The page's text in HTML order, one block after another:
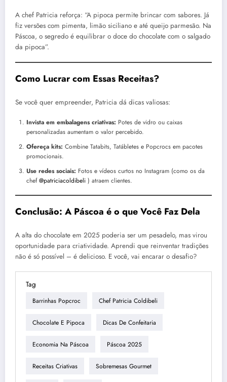
A chef Patricia reforça: “A pipoca permite brincar com sabores. Já
fiz versões com pimenta, limão siciliano e até queijo parmesão. Na
Páscoa, o segredo é equilibrar o doce do chocolate com o salgado
da pipoca”.
Como Lucrar com Essas Receitas?
Se você quer empreender, Patricia dá dicas valiosas:
Invista em embalagens criativas: Potes de vidro ou caixas
personalizadas aumentam o valor percebido.
Ofereça kits: Combine Tatabits, Tatábletes e Popcrocs em pacotes
promocionais.
Use redes sociais: Fotos e vídeos curtos no Instagram (como os da
chef@patriciacoldibeli ) atraem clientes.
Conclusão: A Páscoa é o que Você Faz Dela
A alta do chocolate em 2025 poderia ser um pesadelo, mas virou
oportunidade para criatividade. Aprendi que reinventar tradições
não é só possível – é delicioso. E você, vai encarar o desafio?
Tag
Barrinhas Popcroc Chef Patricia Coldibeli
Chocolate E Pipoca Dicas De Confeitaria
Economia Na Páscoa Páscoa 2025
Receitas Criativas Sobremesas Gourmet